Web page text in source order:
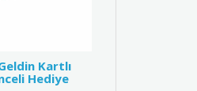
Kartlı
Hediye